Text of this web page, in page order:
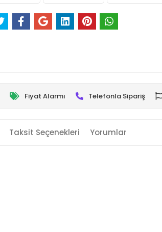
Fiyat Alarmı Telefonla Sipariş
Taksit Seçenekleri Yorumlar